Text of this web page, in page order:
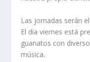
Las jornadas serán
El día viernes está
guanatos con
música.